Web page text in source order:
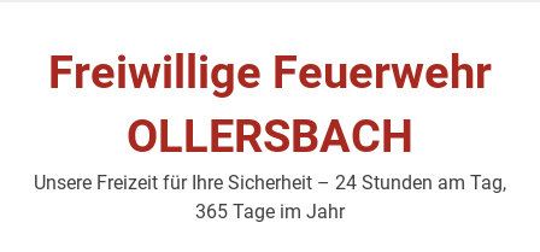
springenFreiwillige Feuerwehr
OLLERSBACH
Unsere Freizeit für Ihre Sicherheit – 24 Stunden am Tag,
365 Tage im Jahr